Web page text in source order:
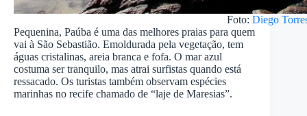
Foto: Diego
Pequenina, Paúba é uma das melhores praias para quem
vai à São Sebastião. Emoldurada pela vegetação, tem
águas cristalinas, areia branca e fofa. O mar azul
costuma ser tranquilo, mas atrai surfistas quando está
ressacado. Os turistas também observam espécies
marinhas no recife chamado de “laje de Maresias”.